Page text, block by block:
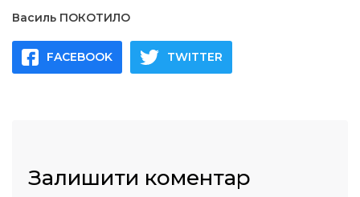
Василь ПОКОТИЛО
FACEBOOK TWITTER
Залишити коментар